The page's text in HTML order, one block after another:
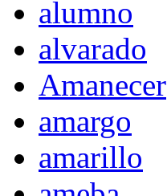
alumno
alvarado
Amanecer
amargo
amarillo